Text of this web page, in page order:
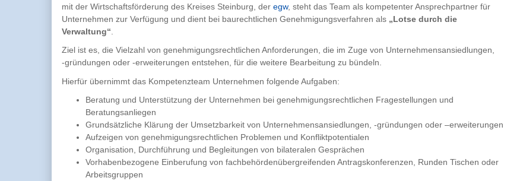
mit der Wirtschaftsförderung des Kreises Steinburg, der egw, steht das Team als kompetenter Ansprechpartner für
Unternehmen zur Verfügung und dient bei baurechtlichen Genehmigungsverfahren als „Lotse durch die
Verwaltung“
Ziel ist es, die Vielzahl von genehmigungsrechtlichen Anforderungen, die im Zuge von Unternehmensansiedlungen,
‑gründungen oder -erweiterungen entstehen, für die weitere Bearbeitung zu bündeln.
Hierfür übernimmt das Kompetenzteam Unternehmen folgende Aufgaben:
Beratung und Unterstützung der Unternehmen bei genehmigungsrechtlichen Fragestellungen und
Beratungsanliegen
Grundsätzliche Klärung der Umsetzbarkeit von Unternehmensansiedlungen, ‑gründungen oder –erweiterungen
Aufzeigen von genehmigungsrechtlichen Problemen und Konfliktpotentialen
Organisation, Durchführung und Begleitungen von bilateralen Gesprächen
Vorhabenbezogene Einberufung von fachbehördenübergreifenden Antragskonferenzen, Runden Tischen oder
Arbeitsgruppen